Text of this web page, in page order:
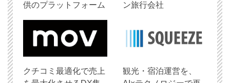
供のプラットフォーム
ン旅行会社
クチコミ最適化で売上
観光・宿泊運営を、